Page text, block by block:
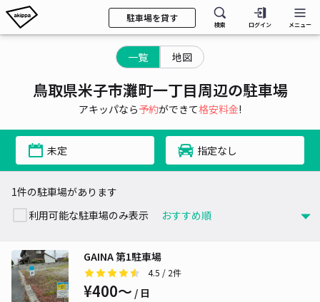
駐車場を貸す
検索 ログイン メニュー
一覧 地図
鳥取県米子市灘町一丁目周辺の駐車場
アキッパなら予約ができて格安料金!
未定 指定なし
1件の駐車場があります
利用可能な駐車場のみ表示
GAINA 第1駐車場
4.5 / 2件
¥400〜 / 日